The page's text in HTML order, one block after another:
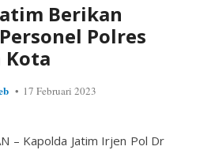
Berikan
Polres
Kota
17 Februari 2023
– Kapolda Jatim Irjen Pol Dr